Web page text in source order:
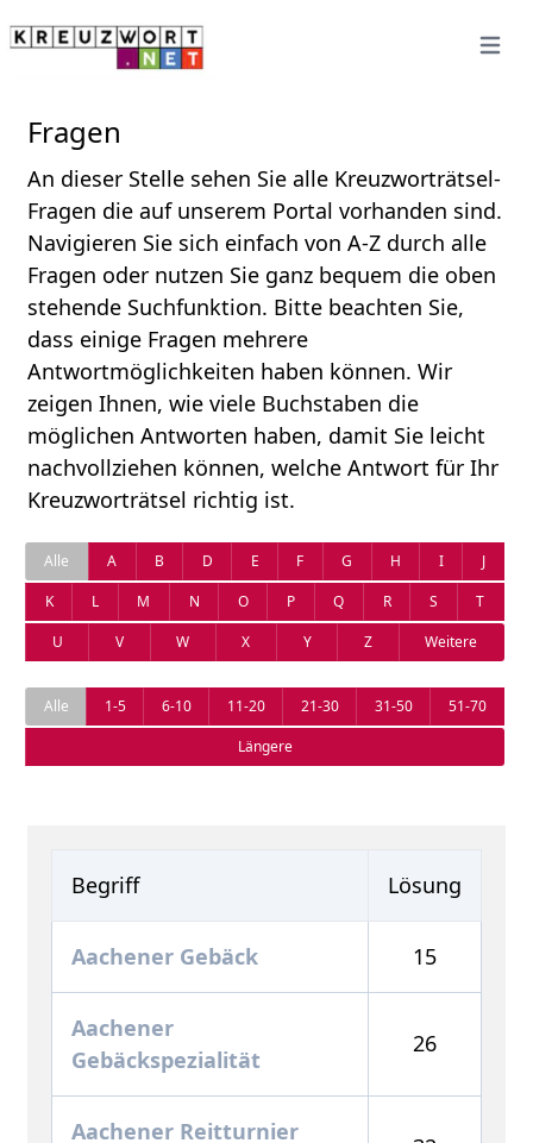
Open
Fragen
An dieser Stelle sehen Sie alle Kreuzworträtsel-
Fragen die auf unserem Portal vorhanden sind.
Navigieren Sie sich einfach von A-Z durch alle
Fragen oder nutzen Sie ganz bequem die oben
stehende Suchfunktion. Bitte beachten Sie,
dass einige Fragen mehrere
Antwortmöglichkeiten haben können. Wir
zeigen Ihnen, wie viele Buchstaben die
möglichen Antworten haben, damit Sie leicht
nachvollziehen können, welche Antwort für Ihr
Kreuzworträtsel richtig ist.
Alle A B D E F G H I
J
K
L M N O P Q R S
T
U
V W X Y Z Weitere
Alle 1-5 6-10 11-20 21-30 31-50
51-70
Längere
Begriff Lösung
Aachener Gebäck 15
Aachener
Gebäckspezialität
26
Aachener Reitturnier